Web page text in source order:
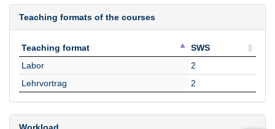
Teaching formats of the courses
Teaching format
SWS
Teaching format
SWS
Labor
2
Lehrvortrag
2